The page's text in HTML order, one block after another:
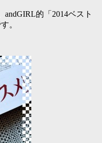
的「2014ベスト
。